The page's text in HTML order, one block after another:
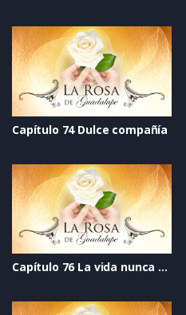
Capítulo 74 Dulce compañía
Capítulo 76 La vida nunca se acaba